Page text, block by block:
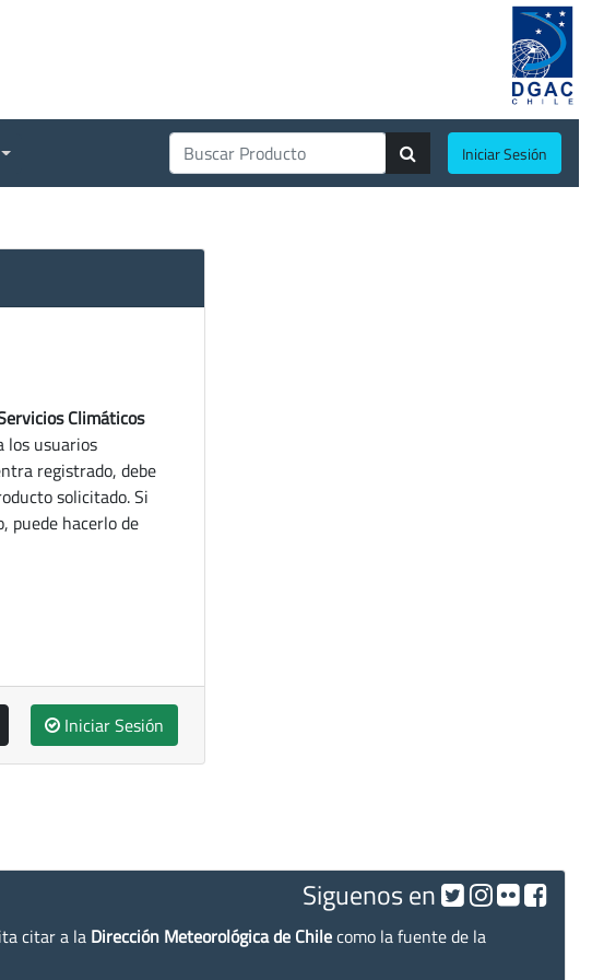
Iniciar Sesión
Climáticos
los usuarios
registrado, debe
solicitado. Si
puede hacerlo de
Iniciar Sesión
Siguenos en
citar a la Dirección Meteorológica de Chilecomo la fuente de la